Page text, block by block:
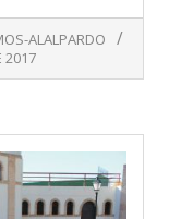
ALALPARDO
2017